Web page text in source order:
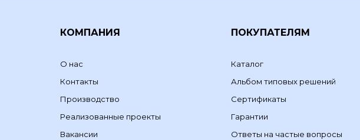
КОМПАНИЯ
О нас
Контакты
Производство
Реализованные проекты
Вакансии
ПОКУПАТЕЛЯМ
Каталог
Альбом типовых решений
Сертификаты
Гарантии
Ответы на частые вопросы